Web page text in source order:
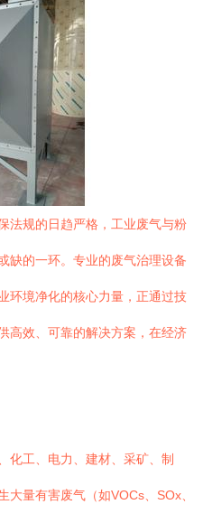
法规的日趋严格，工业废气与粉
缺的一环。专业的废气治理设备
环境净化的核心力量，正通过技
高效、可靠的解决方案，在经济
化工、电力、建材、采矿、制
量有害废气（如VOCs、SOx、